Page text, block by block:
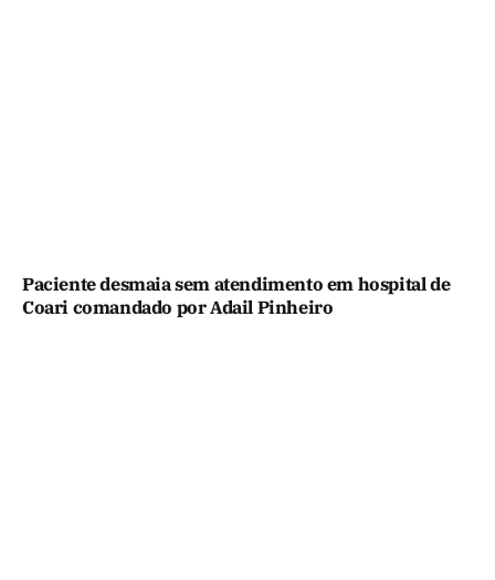
Paciente desmaia sem atendimento em hospital de
Coari comandado por Adail Pinheiro